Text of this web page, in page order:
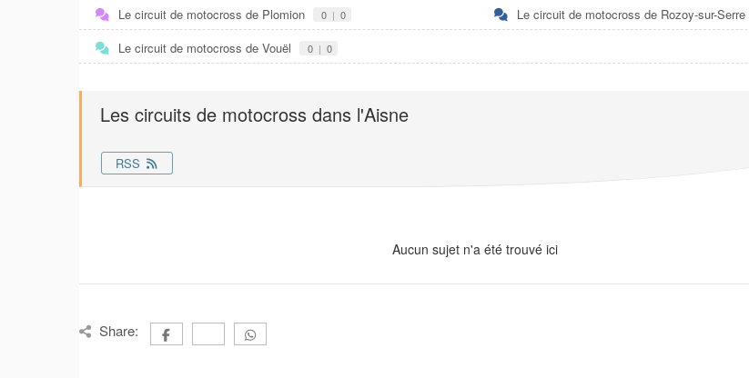
Le circuit de motocross de Plomion 0 | 0 Le circuit de motocross de Rozoy-sur-Serre
Le circuit de motocross de Vouël 0 | 0
Les circuits de motocross dans l'Aisne
RSS
Aucun sujet n'a été trouvé ici
Share: